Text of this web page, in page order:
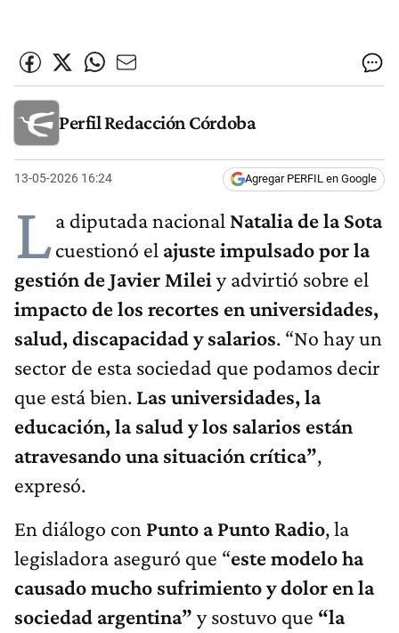
Perfil Redacción Córdoba
13-05-2026 16:24 Agregar PERFIL en Google
La diputada nacional Natalia de la Sota
cuestionó el ajuste impulsado por la
gestión de Javier Milei y advirtió sobre el
impacto de los recortes en universidades,
salud, discapacidad y salarios. “No hay un
sector de esta sociedad que podamos decir
que está bien. Las universidades, la
educación, la salud y los salarios están
atravesando una situación crítica”,
expresó.
En diálogo con Punto a Punto Radio, la
legisladora aseguró que “este modelo ha
causado mucho sufrimiento y dolor en la
sociedad argentina” y sostuvo que “la